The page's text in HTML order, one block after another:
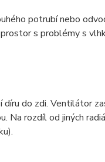
potrubí nebo
s problémy s
do zdi. Ventilátor
Na rozdíl od jiných